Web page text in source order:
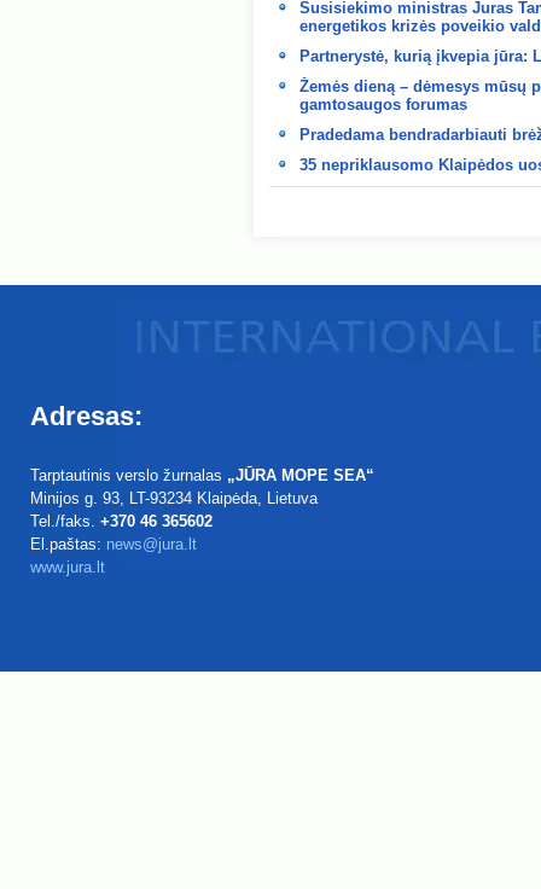
Susisiekimo ministras Juras
energetikos krizės poveikio
Partnerystė, kurią įkvepia jūra:
Žemės dieną – dėmesys mūsų
gamtosaugos forumas
Pradedama bendradarbiauti
35 nepriklausomo Klaipėdos
Adresas:
Tarptautinis verslo žurnalas „JŪRA MOPE SEA“
Minijos g. 93, LT-93234 Klaipėda, Lietuva
Tel./faks. +370 46 365602
El.paštas: news@jura.lt
www.jura.lt